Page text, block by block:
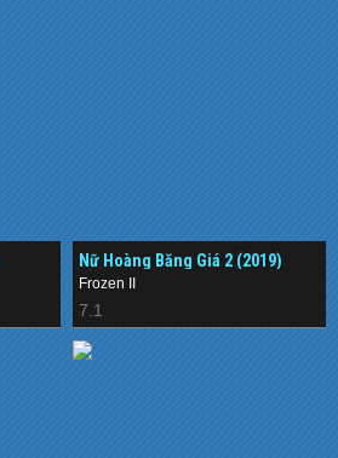
Nữ Hoàng Băng Giá 2 (2019)
Frozen II
7.1